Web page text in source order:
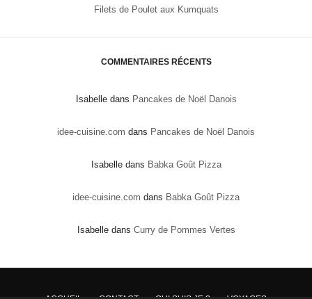
Filets de Poulet aux Kumquats
COMMENTAIRES RÉCENTS
Isabelledans Pancakes de Noël Danois
idee-cuisine.com dans Pancakes de Noël Danois
Isabelledans Babka Goût Pizza
idee-cuisine.com dans Babka Goût Pizza
Isabelledans Curry de Pommes Vertes